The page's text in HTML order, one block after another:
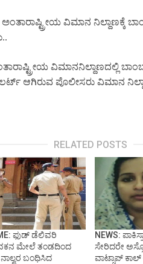
ಅಂತಾರಾಷ್ಟ್ರೀಯ ವಿಮಾನ
ವಿಮಾನನಿಲ್ದಾಣದಲ್ಲಿ
ಆಗಿರುವ ಪೊಲೀಸರು ವಿಮಾನ
RELATED POSTS
ಫುಡ್ ಡೆಲಿವರಿ
ಮೇಲೆ ತಂಡದಿಂದ
ನಾಲ್ವರ ಬಂಧಿಸಿದ
NEWS:
ಸೇರಿದರೇ
ವಾಟ್ಸಾಪ್